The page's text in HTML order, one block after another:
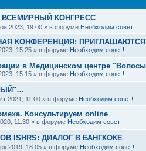
ВСЕМИРНЫЙ КОНГРЕСС
2023, 19:00 » в форуме Необходим совет!
КОНФЕРЕНЦИЯ:
15:25 » в форуме Необходим совет!
в Медицинском центре
15:15 » в форуме Необходим совет!
2021, 11:00 » в форуме Необходим совет!
Консультируем online
11:30 » в форуме Необходим совет!
ISHRS: ДИАЛОГ В БАНГКОКЕ
2019, 18:05 » в форуме Необходим совет!